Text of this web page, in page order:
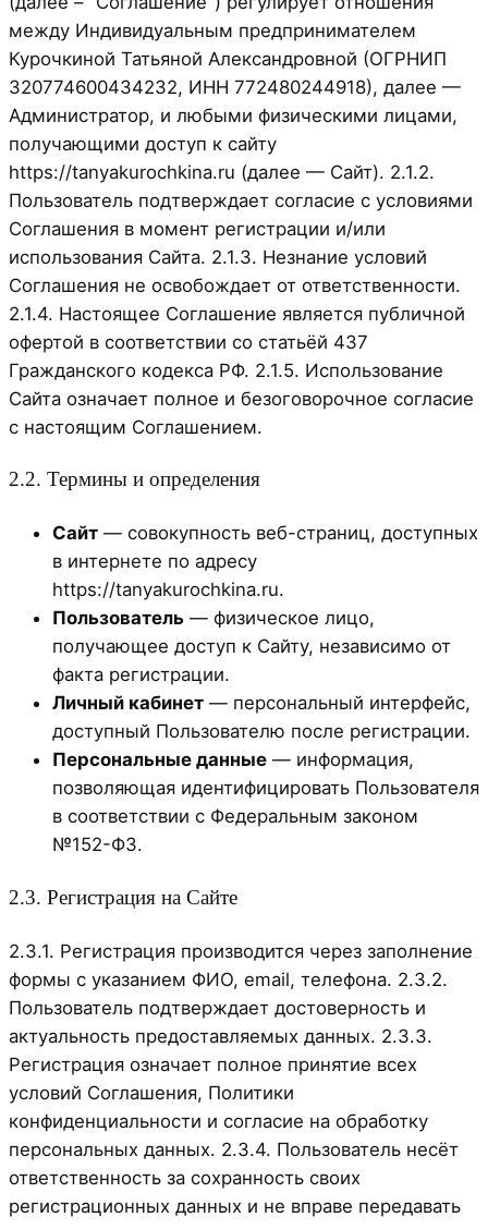
между Индивидуальным предпринимателем
Курочкиной Татьяной Александровной (ОГРНИП
320774600434232, ИНН 772480244918), далее —
Администратор, и любыми физическими лицами,
получающими доступ к сайту
https://tanyakurochkina.ru (далее — Сайт). 2.1.2.
Пользователь подтверждает согласие с условиями
Соглашения в момент регистрации и/или
использования Сайта. 2.1.3. Незнание условий
Соглашения не освобождает от ответственности.
2.1.4. Настоящее Соглашение является публичной
офертой в соответствии со статьёй 437
Гражданского кодекса РФ. 2.1.5. Использование
Сайта означает полное и безоговорочное согласие
с настоящим Соглашением.
2.2. Термины и определения
Сайт — совокупность веб-страниц, доступных
в интернете по адресу
https://tanyakurochkina.ru.
Пользователь — физическое лицо,
получающее доступ к Сайту, независимо от
факта регистрации.
Личный кабинет — персональный интерфейс,
доступный Пользователю после регистрации.
Персональные данные — информация,
позволяющая идентифицировать Пользователя
в соответствии с Федеральным законом
№152-ФЗ.
2.3. Регистрация на Сайте
2.3.1. Регистрация производится через заполнение
формы с указанием ФИО, email, телефона. 2.3.2.
Пользователь подтверждает достоверность и
актуальность предоставляемых данных. 2.3.3.
Регистрация означает полное принятие всех
условий Соглашения, Политики
конфиденциальности и согласие на обработку
персональных данных. 2.3.4. Пользователь несёт
ответственность за сохранность своих
регистрационных данных и не вправе передавать